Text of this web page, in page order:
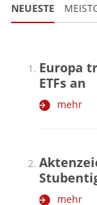
NEUESTE
Europa
ETFs an
mehr
mehr